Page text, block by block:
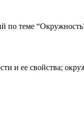
по теме
и ее свойства;